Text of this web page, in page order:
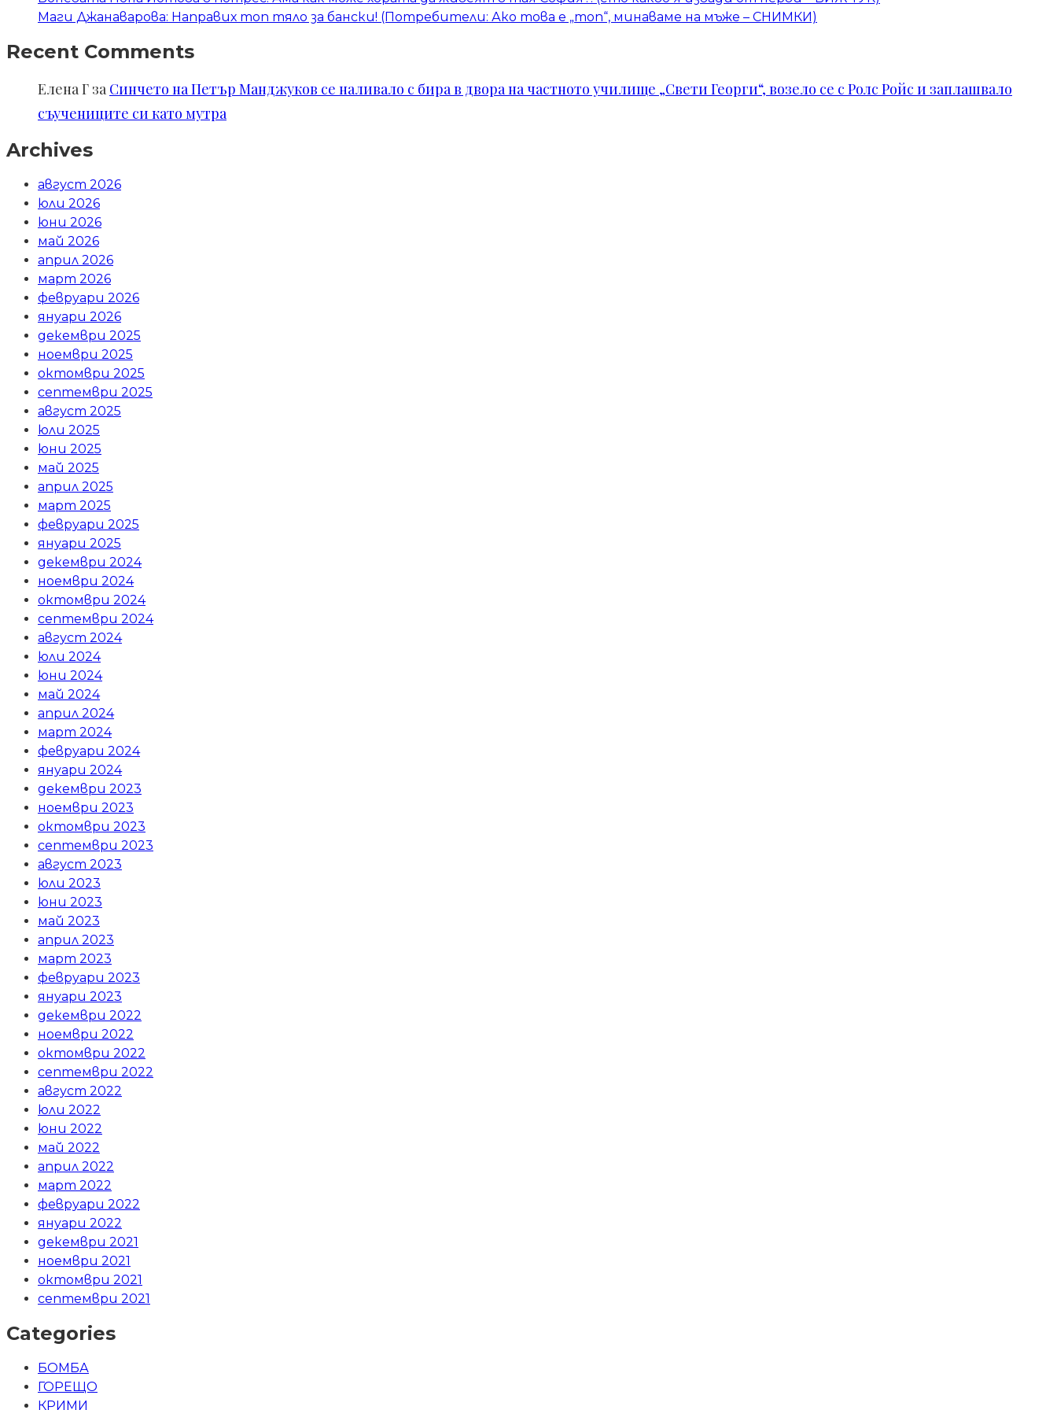
Маги Джанаварова: Направих топ тяло за бански! (Потребители: Ако това е „топ“, минаваме на мъже – СНИМКИ)
Recent Comments
Елена Г за Синчето на Петър Манджуков се наливало с бира в двора на частното училище „Свети Георги“, возело се с Ролс Ройс и заплашвало
съучениците си като мутра
Archives
август 2026
юли 2026
юни 2026
май 2026
април 2026
март 2026
февруари 2026
януари 2026
декември 2025
ноември 2025
октомври 2025
септември 2025
август 2025
юли 2025
юни 2025
май 2025
април 2025
март 2025
февруари 2025
януари 2025
декември 2024
ноември 2024
октомври 2024
септември 2024
август 2024
юли 2024
юни 2024
май 2024
април 2024
март 2024
февруари 2024
януари 2024
декември 2023
ноември 2023
октомври 2023
септември 2023
август 2023
юли 2023
юни 2023
май 2023
април 2023
март 2023
февруари 2023
януари 2023
декември 2022
ноември 2022
октомври 2022
септември 2022
август 2022
юли 2022
юни 2022
май 2022
април 2022
март 2022
февруари 2022
януари 2022
декември 2021
ноември 2021
октомври 2021
септември 2021
Categories
БОМБА
ГОРЕЩО
КРИМИ